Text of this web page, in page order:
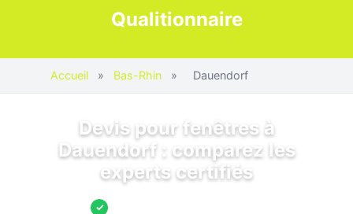
Qualitionnaire
Accueil » Bas-Rhin » Dauendorf
Devis pour fenêtres à
Dauendorf : comparez les
experts certifiés
✓